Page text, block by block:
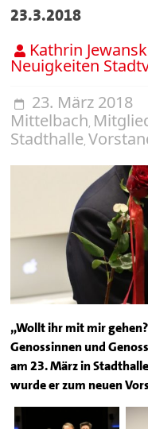
23.3.2018
Kathrin
Neuigkeiten
23. März 2018
Mittelbach,
Stadthalle,
„Wollt ihr mit mir
Genossinnen und
am 23. März in
wurde er zum neuen